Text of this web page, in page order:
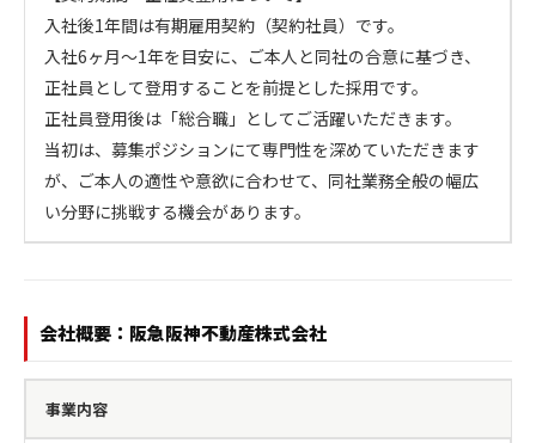
入社後1年間は有期雇用契約（契約社員）です。
入社6ヶ月～1年を目安に、ご本人と同社の合意に基づき、
正社員として登用することを前提とした採用です。
正社員登用後は「総合職」としてご活躍いただきます。
当初は、募集ポジションにて専門性を深めていただきます
が、ご本人の適性や意欲に合わせて、同社業務全般の幅広
い分野に挑戦する機会があります。
会社概要：阪急阪神不動産株式会社
事業内容